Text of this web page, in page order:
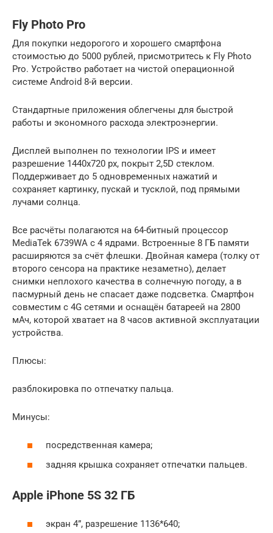
Fly Photo Pro
Для покупки недорогого и хорошего смартфона
стоимостью до 5000 рублей, присмотритесь к Fly Photo
Pro. Устройство работает на чистой операционной
системе Android 8-й версии.
Стандартные приложения облегчены для быстрой
работы и экономного расхода электроэнергии.
Дисплей выполнен по технологии IPS и имеет
разрешение 1440х720 px, покрыт 2,5D стеклом.
Поддерживает до 5 одновременных нажатий и
сохраняет картинку, пускай и тусклой, под прямыми
лучами солнца.
Все расчёты полагаются на 64-битный процессор
MediaTek 6739WA с 4 ядрами. Встроенные 8 ГБ памяти
расширяются за счёт флешки. Двойная камера (толку от
второго сенсора на практике незаметно), делает
снимки неплохого качества в солнечную погоду, а в
пасмурный день не спасает даже подсветка. Смартфон
совместим с 4G сетями и оснащён батареей на 2800
мАч, которой хватает на 8 часов активной эксплуатации
устройства.
Плюсы:
разблокировка по отпечатку пальца.
Минусы:
посредственная камера;
задняя крышка сохраняет отпечатки пальцев.
Apple iPhone 5S 32 ГБ
экран 4”, разрешение 1136*640;